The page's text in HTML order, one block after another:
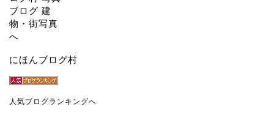
にほんブログ村
人気ブログランキングへ